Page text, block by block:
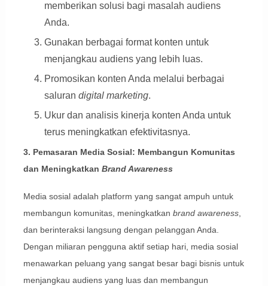
memberikan solusi bagi masalah audiens
Anda.
Gunakan berbagai format konten untuk
menjangkau audiens yang lebih luas.
Promosikan konten Anda melalui berbagai
saluran digital marketing.
Ukur dan analisis kinerja konten Anda untuk
terus meningkatkan efektivitasnya.
3. Pemasaran Media Sosial: Membangun Komunitas
dan Meningkatkan Brand Awareness
Media sosial adalah platform yang sangat ampuh untuk
membangun komunitas, meningkatkan brand awareness,
dan berinteraksi langsung dengan pelanggan Anda.
Dengan miliaran pengguna aktif setiap hari, media sosial
menawarkan peluang yang sangat besar bagi bisnis untuk
menjangkau audiens yang luas dan membangun